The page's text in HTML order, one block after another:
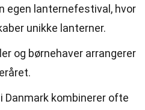
egen lanternefestival, hvor
unikke lanterner.
og børnehaver arrangerer
Danmark kombinerer ofte